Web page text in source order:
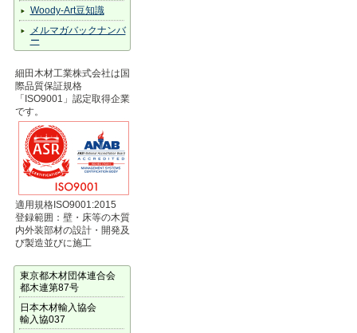
Woody-Art豆知識
メルマガバックナンバ
ー
細田木材工業株式会社は国
際品質保証規格
「ISO9001」認定取得企業
です。
適用規格ISO9001:2015
登録範囲：壁・床等の木質
内外装部材の設計・開発及
び製造並びに施工
東京都木材団体連合会
都木連第87号
日本木材輸入協会
輸入協037